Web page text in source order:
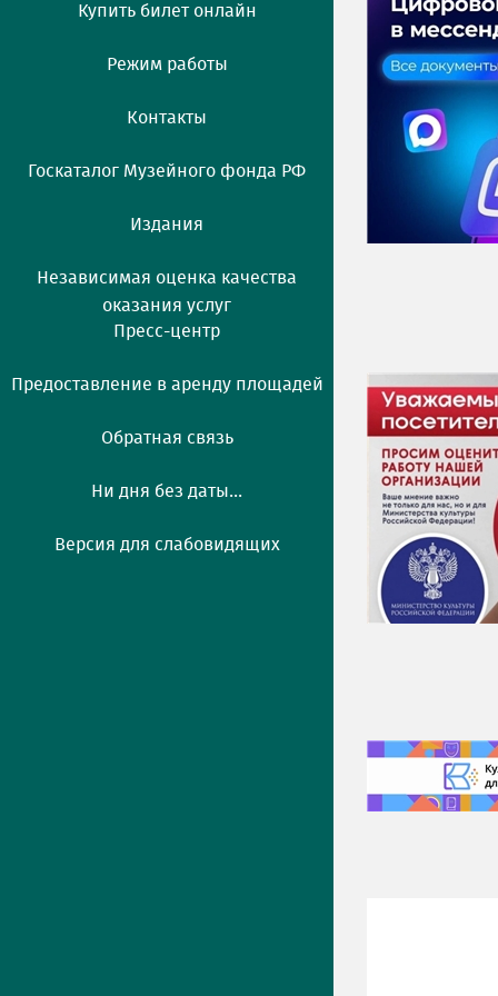
Купить билет онлайн
Режим работы
Контакты
Госкаталог Музейного фонда РФ
Издания
Независимая оценка качества
оказания услуг
Пресс-центр
Предоставление в аренду площадей
Обратная связь
Ни дня без даты...
Версия для слабовидящих